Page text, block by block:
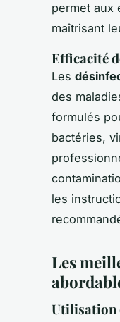
permet aux
maîtrisant
Efficacité
Les
des
formulés
bactéries,
les
Les
Utilisation